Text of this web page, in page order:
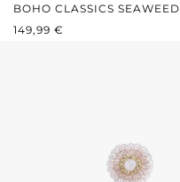
BOHO CLASSICS SEAWEED
PRIX RÉGULIER :
149,99 €